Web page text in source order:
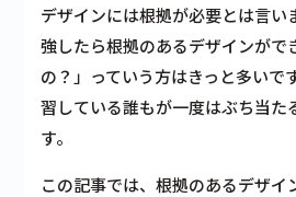
デザインには根拠が必要とは言い
強したら根拠のあるデザインがで
の？」っていう方はきっと多いで
習している誰もが一度はぶち当た
す。
この記事では、根拠のあるデザイ